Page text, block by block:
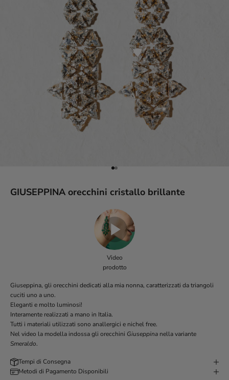
Vai all'articolo 1
Vai all'articolo 2
GIUSEPPINA orecchini cristallo brillante
Video
prodotto
Giuseppina, gli orecchini dedicati alla mia nonna, caratterizzati da triangoli
cuciti uno a uno.
Eleganti e molto luminosi!
Interamente realizzati a mano in Italia.
Tutti i materiali utilizzati sono anallergici e nichel free.
Nel video la modella indossa gli orecchini Giuseppina nella variante
Smeraldo.
Tempi di Consegna
Metodi di Pagamento Disponibili